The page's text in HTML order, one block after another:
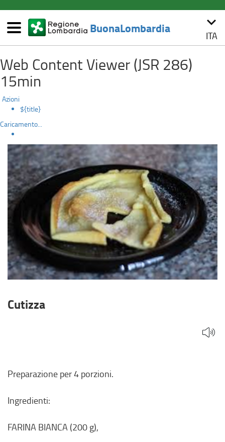
al
contenuto
principale
Cutizza
Menù
esterno,
si
apre
una
BuonaLombardia keyboard_arrow_down
ITA
Web Content Viewer (JSR 286)
15min
Azioni
${title}
Caricamento...
Cutizza
Preparazione per 4 porzioni.
Ingredienti:
FARINA BIANCA (200 g),